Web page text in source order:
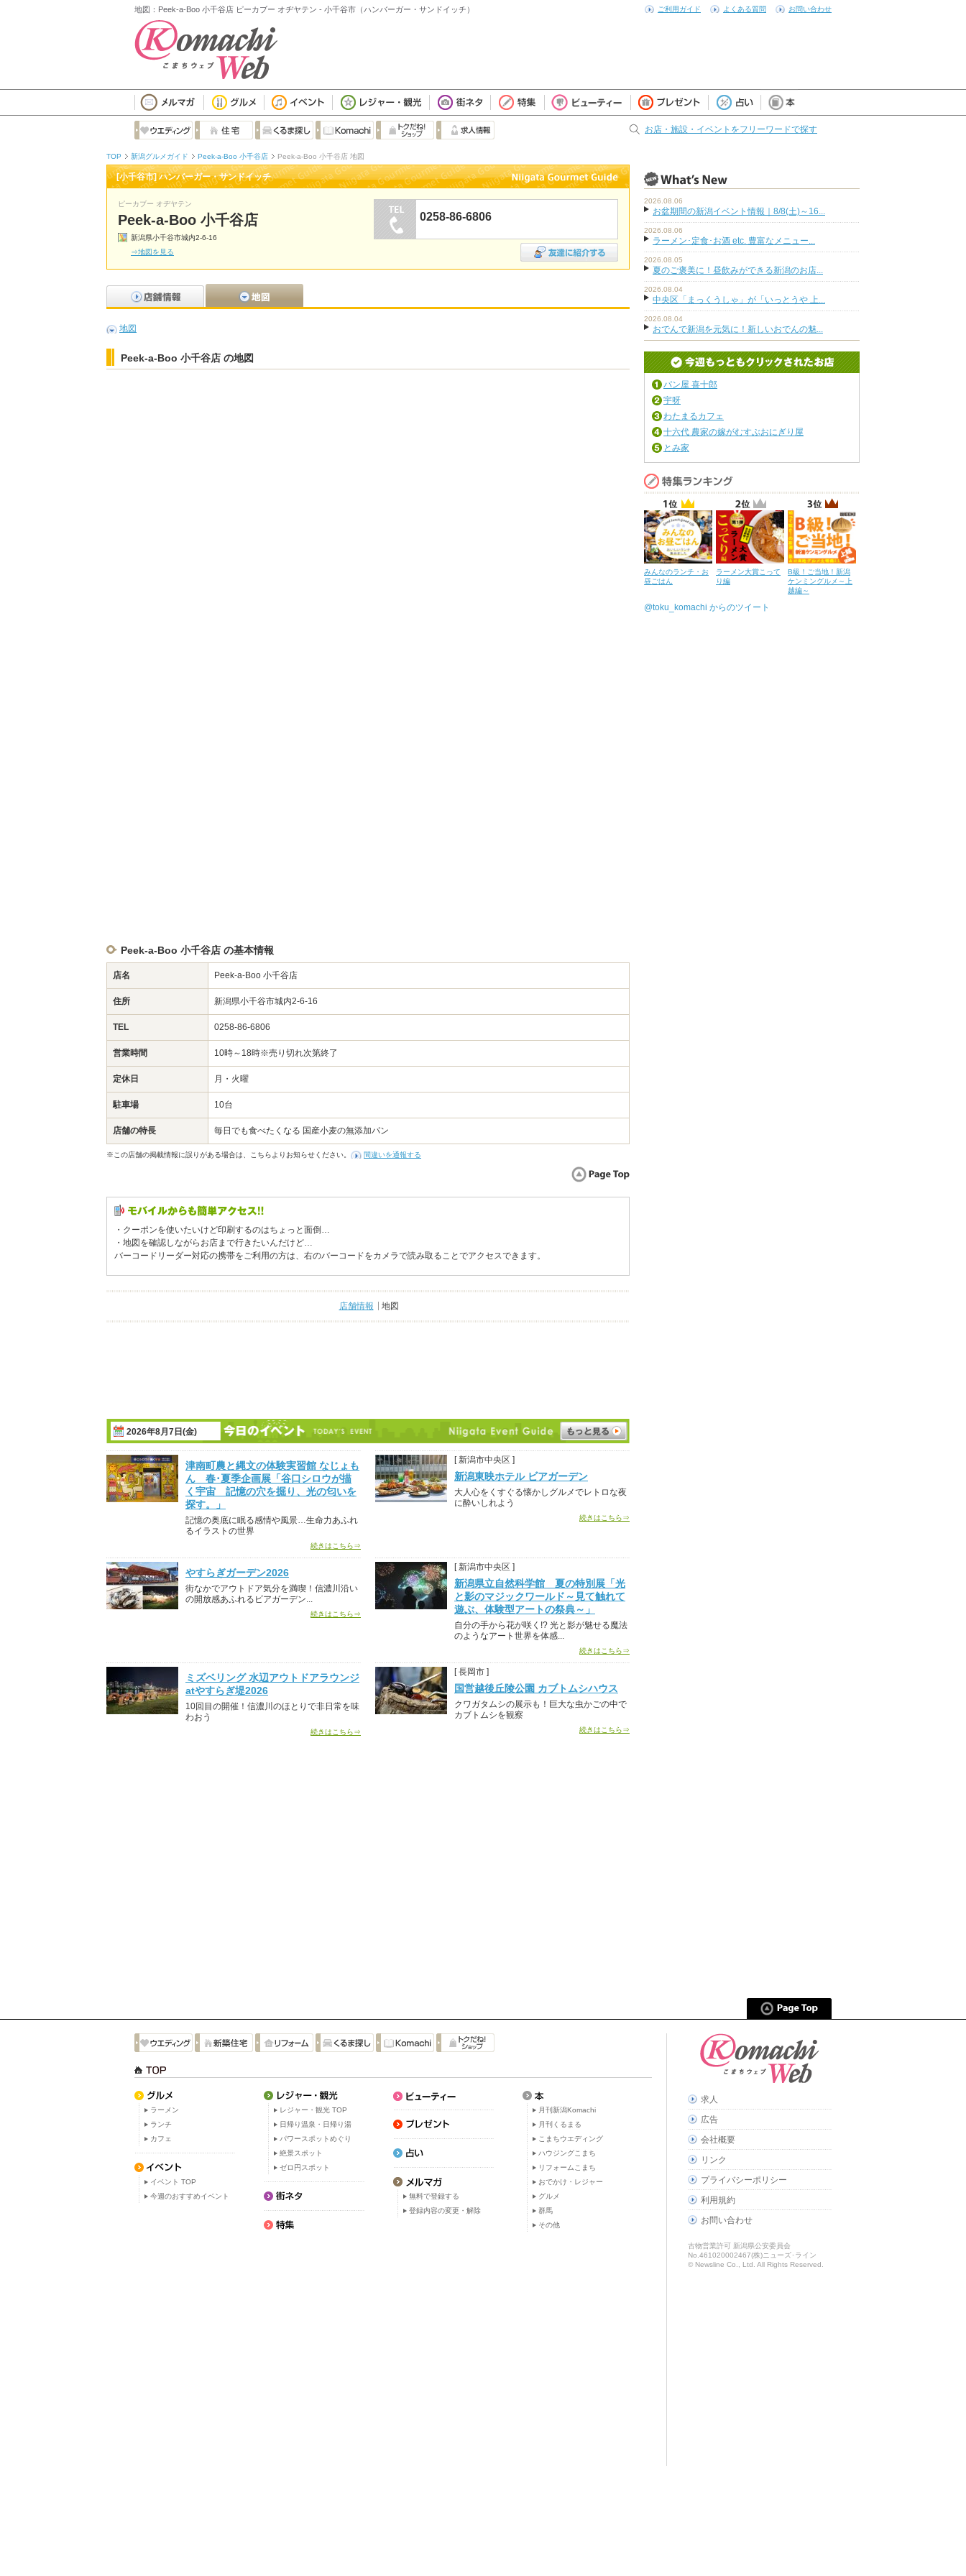
地図：Peek-a-Boo 小千谷店 ピーカブー オヂヤテン - 小千谷市（ハンバーガー・サンドイッチ） ご利用ガイド よくある質問 お問い合わせ
お店・施設・イベントをフリーワードで探す
TOP 新潟グルメガイド Peek-a-Boo 小千谷店 Peek-a-Boo 小千谷店 地図
[小千谷市] ハンバーガー・サンドイッチ
ピーカブー オヂヤテン
Peek-a-Boo 小千谷店
新潟県小千谷市城内2-6-16
⇒地図を見る
0258-86-6806
地図
Peek-a-Boo 小千谷店 の地図
Peek-a-Boo 小千谷店 の基本情報
店名 Peek-a-Boo 小千谷店
住所 新潟県小千谷市城内2-6-16
TEL 0258-86-6806
営業時間 10時～18時※売り切れ次第終了
定休日 月・火曜
駐車場 10台
店舗の特長 毎日でも食べたくなる 国産小麦の無添加パン
※この店舗の掲載情報に誤りがある場合は、こちらよりお知らせください。 間違いを通報する
・クーポンを使いたいけど印刷するのはちょっと面倒…
・地図を確認しながらお店まで行きたいんだけど…
バーコードリーダー対応の携帯をご利用の方は、右のバーコードをカメラで読み取ることでアクセスできます。
店舗情報 地図
2026年8月7日(金)
津南町農と縄文の体験実習館 なじょも
ん 春･夏季企画展「谷口シロウが描
く宇宙 記憶の穴を掘り、光の匂いを
探す。」
記憶の奥底に眠る感情や風景…生命力あふれ
るイラストの世界
続きはこちら⇒
[ 新潟市中央区 ]
新潟東映ホテル ビアガーデン
大人心をくすぐる懐かしグルメでレトロな夜
に酔いしれよう
続きはこちら⇒
やすらぎガーデン2026
街なかでアウトドア気分を満喫！信濃川沿い
の開放感あふれるビアガーデン...
続きはこちら⇒
[ 新潟市中央区 ]
新潟県立自然科学館 夏の特別展「光
と影のマジックワールド～見て触れて
遊ぶ、体験型アートの祭典～」
自分の手から花が咲く!? 光と影が魅せる魔法
のようなアート世界を体感...
続きはこちら⇒
ミズベリング 水辺アウトドアラウンジ
atやすらぎ堤2026
10回目の開催！信濃川のほとりで非日常を味
わおう
続きはこちら⇒
[ 長岡市 ]
国営越後丘陵公園 カブトムシハウス
クワガタムシの展示も！巨大な虫かごの中で
カブトムシを観察
続きはこちら⇒
2026.08.06
お盆期間の新潟イベント情報｜8/8(土)～16...
2026.08.06
ラーメン･定食･お酒 etc. 豊富なメニュー...
2026.08.05
夏のご褒美に！昼飲みができる新潟のお店...
2026.08.04
中央区「まっくうしゃ」が「いっとうや 上...
2026.08.04
おでんで新潟を元気に！新しいおでんの魅...
パン屋 喜十郎
宇呀
わたまるカフェ
十六代 農家の嫁がむすぶおにぎり屋
とみ家
みんなのランチ・お
昼ごはん
ラーメン大賞こって
り編
B級！ご当地！新潟
ケンミングルメ～上
越編～
@toku_komachi からのツイート
ラーメン
ランチ
カフェ
イベント TOP
今週のおすすめイベント
レジャー・観光 TOP
日帰り温泉・日帰り湯
パワースポットめぐり
絶景スポット
ゼロ円スポット
無料で登録する
登録内容の変更・解除
月刊新潟Komachi
月刊くるまる
こまちウエディング
ハウジングこまち
リフォームこまち
おでかけ・レジャー
グルメ
群馬
その他
求人
広告
会社概要
リンク
プライバシーポリシー
利用規約
お問い合わせ
古物営業許可 新潟県公安委員会
No.461020002467(株)ニューズ･ライン
© Newsline Co., Ltd. All Rights Reserved.